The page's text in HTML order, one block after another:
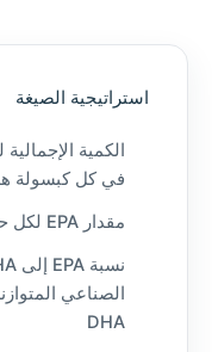
استراتيجية الصيغة
في كل كبسولة
مقدار EPA لكل حصة ومقدار DHA لكل حصة
DHA